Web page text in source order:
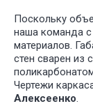
Поскольку
наша команда
материалов.
стен сварен из
Чертежи
Алексеенко.